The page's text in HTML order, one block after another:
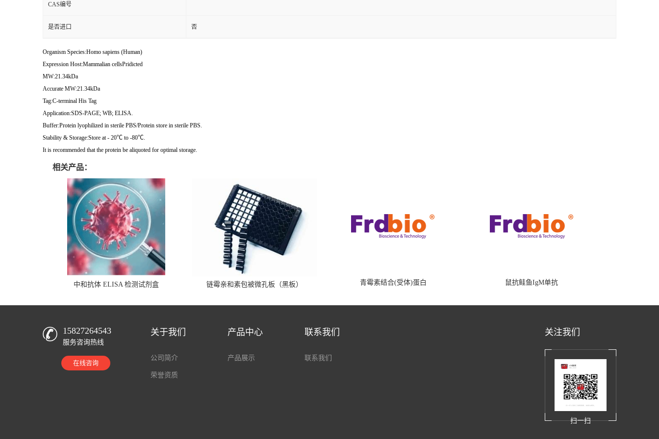
CAS编号
是否进口 否
Organism Species:Homo sapiens (Human)
Expression Host:Mammalian cellsPridicted
MW:21.34kDa
Accurate MW:21.34kDa
Tag:C-terminal His Tag
Application:SDS-PAGE; WB; ELISA.
Buffer:Protein lyophilized in sterile PBS/Protein store in sterile PBS.
Stability & Storage:Store at - 20℃ to -80℃.
It is recommended that the protein be aliquoted for optimal storage.
相关产品：
中和抗体 ELISA 检测试剂盒 链霉亲和素包被微孔板（黑板） 青霉素结合(受体)蛋白 鼠抗鲑鱼IgM单抗
15827264543
服务咨询热线
在线咨询
关于我们
公司简介
荣誉资质
产品中心
产品展示
联系我们
联系我们
关注我们
扫一扫